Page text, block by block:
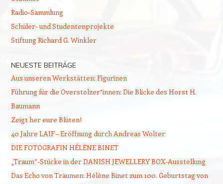
Radio-Sammlung
Schüler- und Studentenprojekte
Stiftung Richard G. Winkler
NEUESTE BEITRÄGE
Aus unseren Werkstätten: Figurinen
Führung für die Overstolzer*innen: Die Blicke des Horst H.
Baumann
Zeigt her eure Blüten!
40 Jahre LAIF – Eröffnung durch Andreas Wolter
DIE FOTOGRAFIN HÉLÈNE BINET
„Traum“-Stücke in der DANISH JEWELLERY BOX-Ausstellung
Das Echo von Träumen: Hélène Binet zum 100. Geburtstag von